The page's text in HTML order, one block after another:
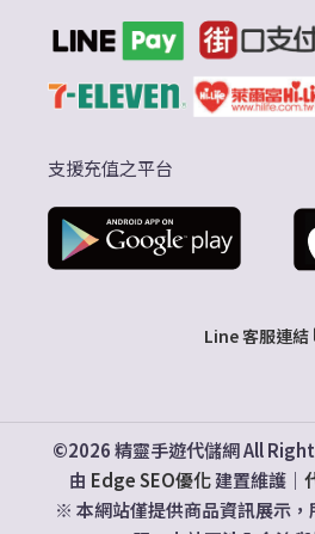
支援充值之平台
Line 客服連結
©2026 精靈手遊代儲網 All
由 Edge SEO優化建置維護｜
※ 本網站僅提供商品資訊展示，